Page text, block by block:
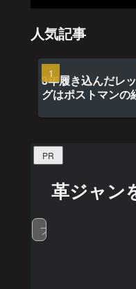
人気記事
3年履き込んだレ
グはポストマンの
PR
革ジャン
ファッション